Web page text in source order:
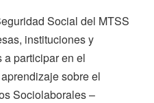
Social del MTSS
instituciones y
participar en el
sobre el
Sociolaborales –